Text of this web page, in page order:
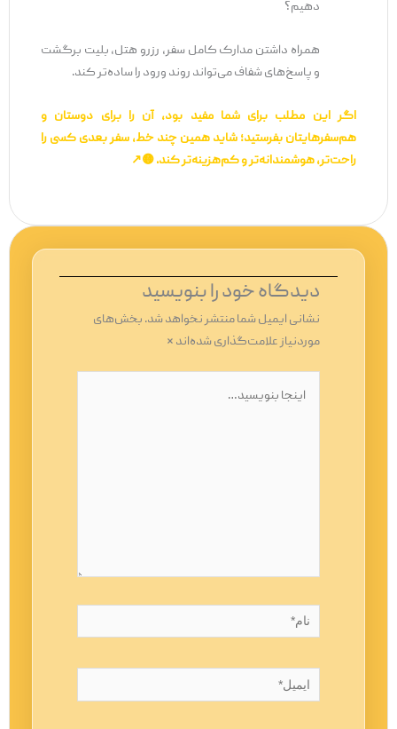
دهیم؟
همراه داشتن مدارک کامل سفر، رزرو هتل، بلیت برگشت
و پاسخ‌های شفاف می‌تواند روند ورود را ساده‌تر کند.
اگر این مطلب برای شما مفید بود، آن را برای دوستان و
هم‌سفرهایتان بفرستید؛ شاید همین چند خط، سفر بعدی کسی را
راحت‌تر، هوشمندانه‌تر و کم‌هزینه‌تر کند. 🟡↗️
دیدگاه‌ خود را بنویسید
نشانی ایمیل شما منتشر نخواهد شد.بخش‌های
موردنیاز علامت‌گذاری شده‌اند*
بنویسید…
نام*
ایمیل*